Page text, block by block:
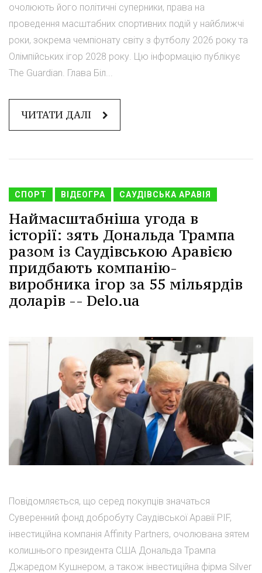
очолюють його політичні суперники, права на
проведення масштабних спортивних подій у найближчі
роки, зокрема чемпіонату світу з футболу 2026 року та
Олімпійських ігор 2028 року. Цю інформацію публікує
The Guardian. Глава Біл...
ЧИТАТИ ДАЛІ
СПОРТ ВІДЕОГРА САУДІВСЬКА АРАВІЯ
Наймасштабніша угода в
історії: зять Дональда Трампа
разом із Саудівською Аравією
придбають компанію-
виробника ігор за 55 мільярдів
доларів -- Delo.ua
Повідомляється, що серед покупців значаться
Суверенний фонд добробуту Саудівської Аравії PIF,
інвестиційна компанія Affinity Partners, очолювана зятем
колишнього президента США Дональда Трампа
Джаредом Кушнером, а також інвестиційна фірма Silver